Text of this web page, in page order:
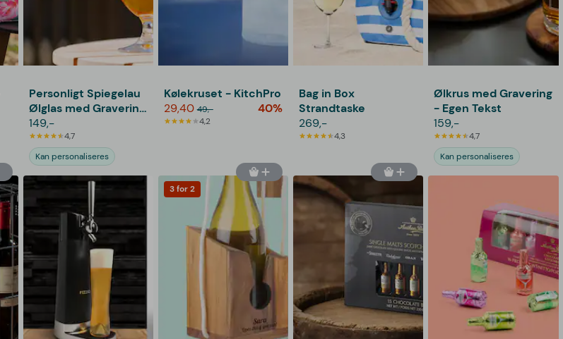
Personligt Spiegelau
Ølglas med Gravering
- Bogstav, Navn &
Krans
149,-
4,7
Kan personaliseres
Kølekruset - KitchPro
29,40 49,- 40%
4,2
Bag in Box
Strandtaske
269,-
4,3
Ølkrus med Gravering
- Egen Tekst
159,-
4,7
Kan personaliseres
3 for 2